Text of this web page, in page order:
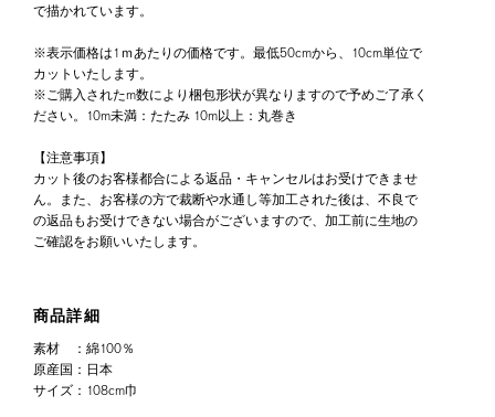
で描かれています。
※表示価格は1ｍあたりの価格です。最低50cmから、10cm単位で
カットいたします。
※ご購入されたm数により梱包形状が異なりますので予めご了承く
ださい。10m未満：たたみ 10m以上：丸巻き
【注意事項】
カット後のお客様都合による返品・キャンセルはお受けできませ
ん。また、お客様の方で裁断や水通し等加工された後は、不良で
の返品もお受けできない場合がございますので、加工前に生地の
ご確認をお願いいたします。
商品詳細
素材 ： 綿100％
原産国 ： 日本
サイズ ： 108cm巾